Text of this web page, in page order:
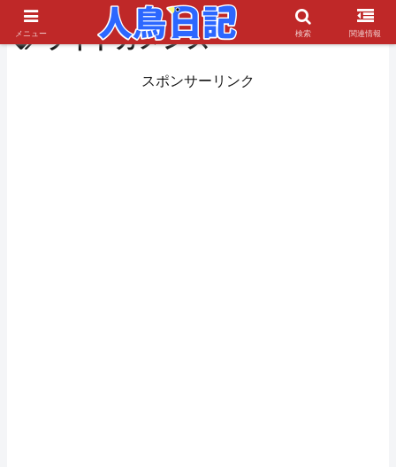
ライドカメンズ
スポンサーリンク
メニュー 検索 関連情報